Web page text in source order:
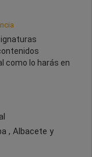
como lo harás en
, Albacete y